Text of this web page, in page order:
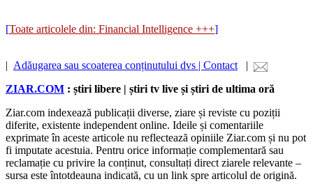
[Toate articolele din: Financial Intelligence +++]
| Adăugarea sau scoaterea conținutului dvs | Contact |
ZIAR.COM : știri libere | știri tv live și știri de ultima oră
Ziar.com indexează publicații diverse, ziare și reviste cu poziții
diferite, existente independent online. Ideile și comentariile
exprimate în aceste articole nu reflectează opiniile Ziar.com și nu pot
fi imputate acestuia. Pentru orice informație complementară sau
reclamație cu privire la conținut, consultați direct ziarele relevante –
sursa este întotdeauna indicată, cu un link spre articolul de origină.